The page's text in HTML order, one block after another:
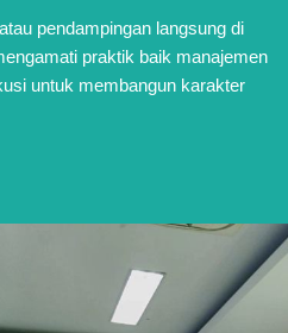
pendampingan langsung di
praktik baik manajemen
untuk membangun karakter